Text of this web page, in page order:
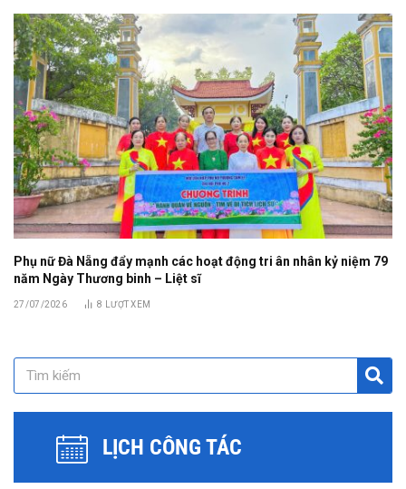
Phụ nữ Đà Nẵng đẩy mạnh các hoạt động tri ân nhân kỷ niệm 79
năm Ngày Thương binh – Liệt sĩ
27/07/2026 8 LƯỢT XEM
LỊCH CÔNG TÁC